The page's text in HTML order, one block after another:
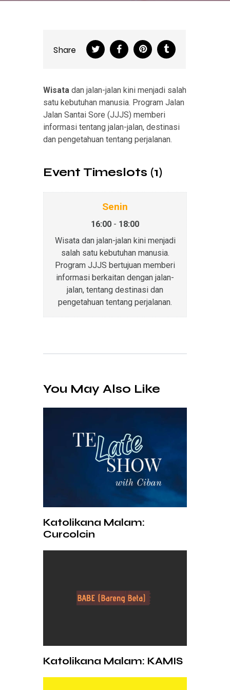
Share
Wisata dan jalan-jalan kini menjadi salah
satu kebutuhan manusia. Program Jalan
Jalan Santai Sore (JJJS) memberi
informasi tentang jalan-jalan, destinasi
dan pengetahuan tentang perjalanan.
Event Timeslots (1)
Senin
16:00 - 18:00
Wisata dan jalan-jalan kini menjadi
salah satu kebutuhan manusia.
Program JJJS bertujuan memberi
informasi berkaitan dengan jalan-
jalan, tentang destinasi dan
pengetahuan tentang perjalanan.
You May Also Like
Katolikana Malam:
Curcolcin
Katolikana Malam: KAMIS